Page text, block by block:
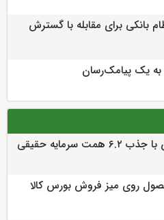
بانکی برای مقابله با گسترش
یک پیامک‌رسان
سرمایه حقیقی
محصول روی میز فروش بورس کالا